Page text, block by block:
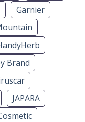
Garnier
Brand
JAPARA